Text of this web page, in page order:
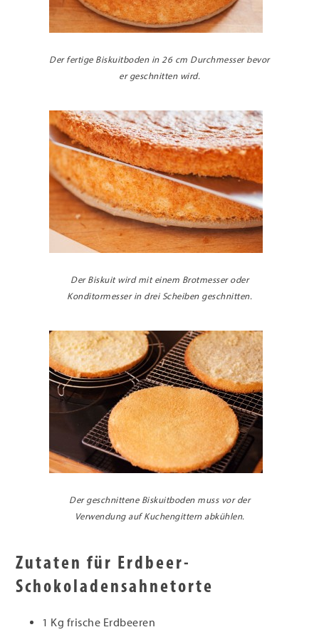
Der fertige Biskuitboden in 26 cm Durchmesser bevor
er geschnitten wird.
Der Biskuit wird mit einem Brotmesser oder
Konditormesser in drei Scheiben geschnitten.
Der geschnittene Biskuitboden muss vor der
Verwendung auf Kuchengittern abkühlen.
Zutaten für Erdbeer-
Schokoladensahnetorte
1 Kg frische Erdbeeren